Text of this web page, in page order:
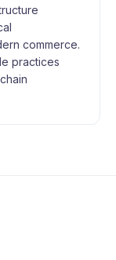
commerce.
practices